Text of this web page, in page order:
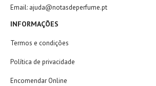
Email: ajuda@notasdeperfume.pt
INFORMAÇÕES
Termos e condições
Política de privacidade
Encomendar Online